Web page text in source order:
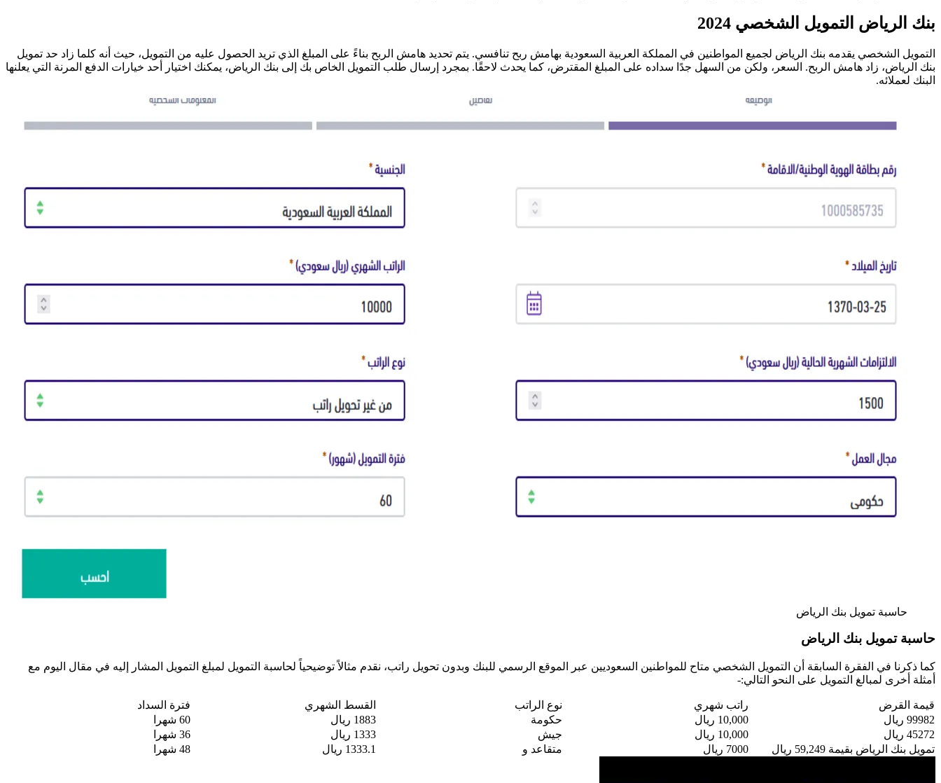
بنك الرياض التمويل الشخصي 2024
التمويل الشخصي يقدمه بنك الرياض لجميع المواطنين في المملكة العربية السعودية بهامش ربح تنافسي. يتم تحديد هامش الربح بناءً على المبلغ الذي تريد الحصول عليه من التمويل، حيث أنه كلما زاد حد تمويل
بنك الرياض، زاد هامش الربح. السعر، ولكن من السهل جدًا سداده على المبلغ المقترض، كما يحدث لاحقًا. بمجرد إرسال طلب التمويل الخاص بك إلى بنك الرياض، يمكنك اختيار أحد خيارات الدفع المرنة التي يعلنها
البنك لعملائه.
حاسبة تمويل بنك الرياض
حاسبة تمويل بنك الرياض
كما ذكرنا في الفقرة السابقة أن التمويل الشخصي متاح للمواطنين السعوديين عبر الموقع الرسمي للبنك وبدون تحويل راتب، نقدم مثالاً توضيحياً لحاسبة التمويل لمبلغ التمويل المشار إليه في مقال اليوم مع
أمثلة أخرى لمبالغ التمويل على النحو التالي:-
قيمة القرض راتب شهري نوع الراتب القسط الشهري
فترة السداد
99982 ريال
10,000 ريال حكومة 1883 ريال
60 شهرا
45272 ريال
10,000 ريال جيش 1333 ريال
36 شهرا
تمويل بنك الرياض بقيمة 59,249 ريال
7000 ريال متقاعد و 1333.1 ريال 48 شهرا